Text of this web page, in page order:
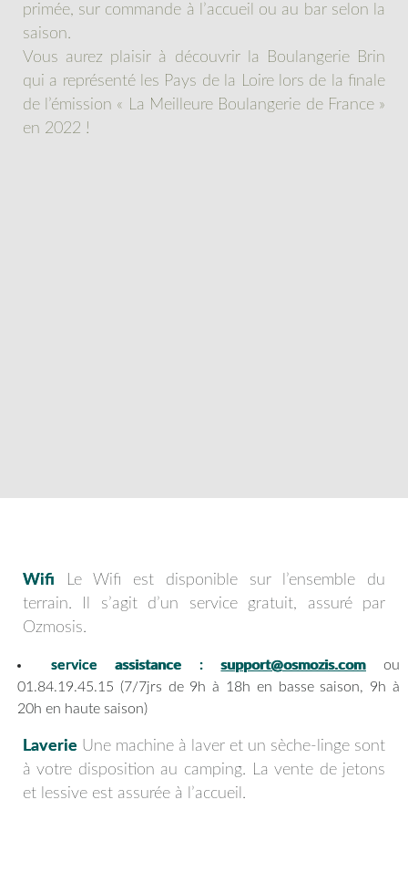
primée, sur commande à l’accueil ou au bar selon la
saison.
Vous aurez plaisir à découvrir la Boulangerie Brin
qui a représenté les Pays de la Loire lors de la finale
de l’émission « La Meilleure Boulangerie de France »
en 2022 !
Wifi Le Wifi est disponible sur l’ensemble du
terrain. Il s’agit d’un service gratuit, assuré par
Ozmosis.
service assistance : support@osmozis.comou
01.84.19.45.15 (7/7jrs de 9h à 18h en basse saison, 9h à
20h en haute saison)
Laverie Une machine à laver et un sèche-linge sont
à votre disposition au camping. La vente de jetons
et lessive est assurée à l’accueil.